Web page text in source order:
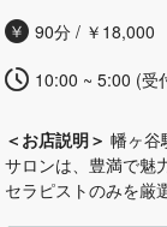
90分 / ￥18,000
10:00 ~ 5:00 (受
＜お店説明＞ 幡ヶ谷
サロンは、豊満で魅
セラピストのみを厳